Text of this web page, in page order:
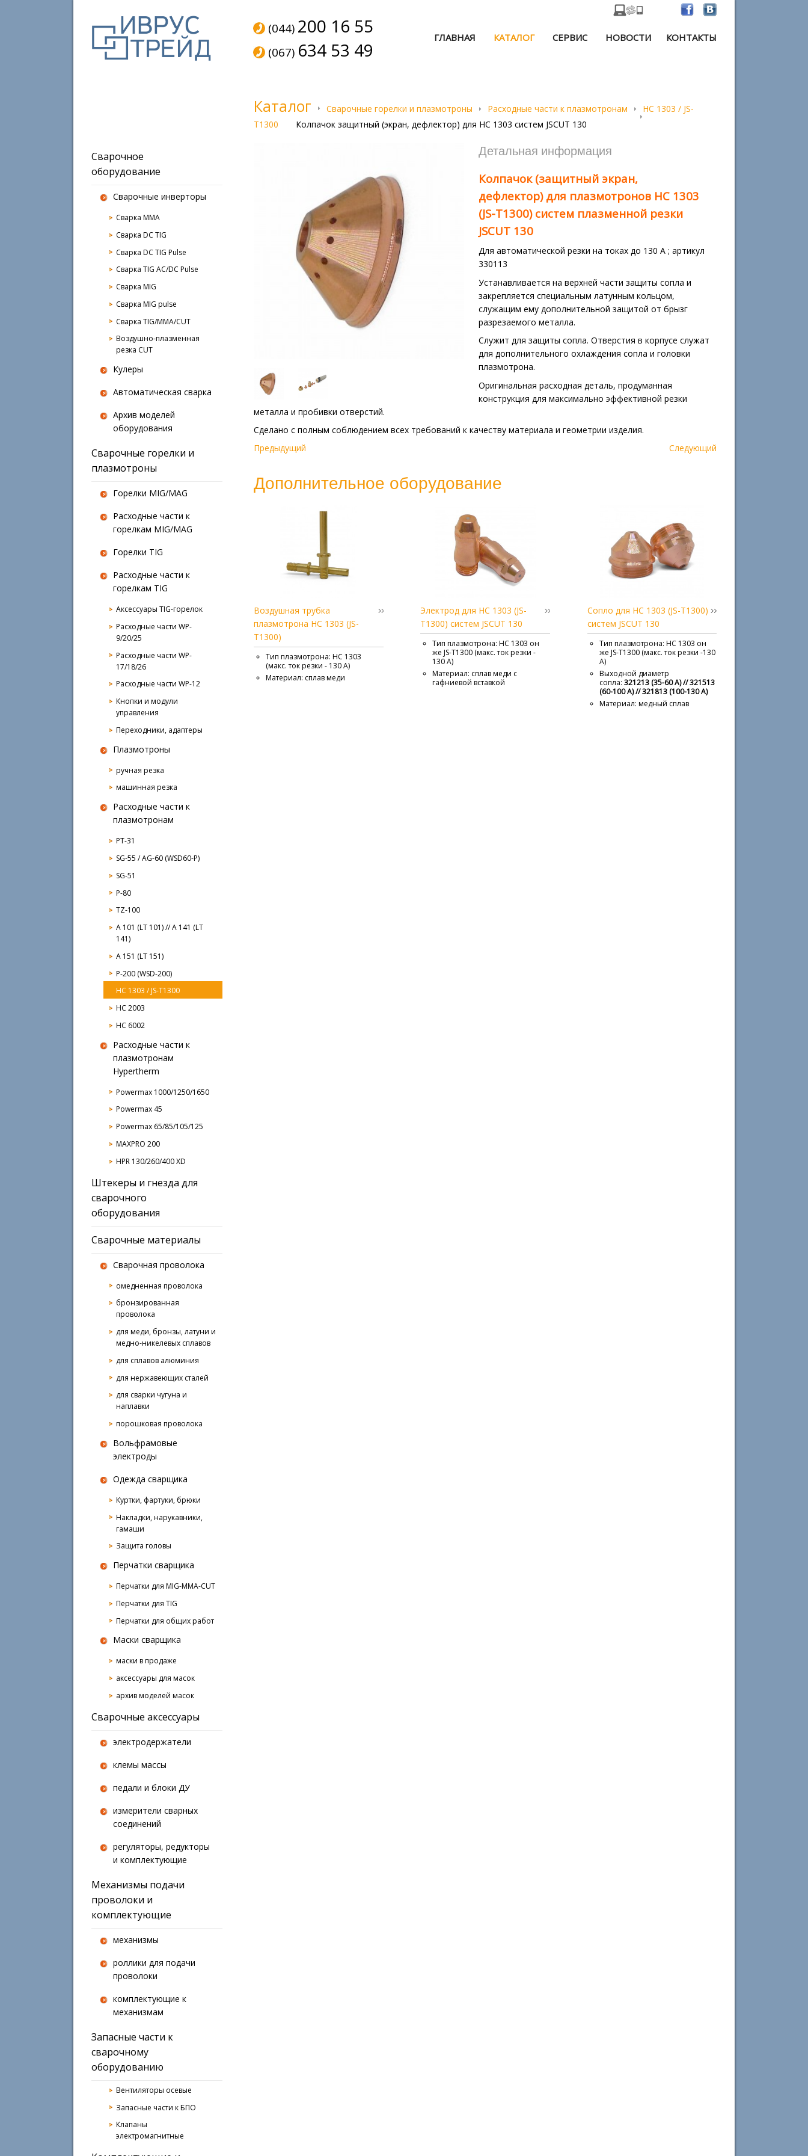
(044) 200 16 55
(067) 634 53 49
ГЛАВНАЯ КАТАЛОГ СЕРВИС НОВОСТИ КОНТАКТЫ
Каталог Сварочные горелки и плазмотроны Расходные части к плазмотронам
HC 1303 / JS-
T1300
Колпачок защитный (экран, дефлектор) для HC 1303 систем JSCUT 130
Сварочное
оборудование
Сварочные инверторы
Сварка MMA
Сварка DC TIG
Сварка DC TIG Pulse
Сварка TIG AC/DC Pulse
Сварка MIG
Сварка MIG pulse
Сварка TIG/MMA/CUT
Воздушно-плазменная
резка CUT
Кулеры
Автоматическая сварка
Архив моделей
оборудования
Сварочные горелки и
плазмотроны
Горелки MIG/MAG
Расходные части к
горелкам MIG/MAG
Горелки TIG
Расходные части к
горелкам TIG
Аксессуары TIG-горелок
Расходные части WP-
9/20/25
Расходные части WP-
17/18/26
Расходные части WP-12
Кнопки и модули
управления
Переходники, адаптеры
Плазмотроны
ручная резка
машинная резка
Расходные части к
плазмотронам
PT-31
SG-55 / AG-60 (WSD60-P)
SG-51
P-80
TZ-100
A 101 (LT 101) // A 141 (LT
141)
A 151 (LT 151)
P-200 (WSD-200)
HC 1303 / JS-T1300
HC 2003
HC 6002
Расходные части к
плазмотронам
Hypertherm
Powermax 1000/1250/1650
Powermax 45
Powermax 65/85/105/125
MAXPRO 200
HPR 130/260/400 XD
Штекеры и гнезда для
сварочного
оборудования
Сварочные материалы
Сварочная проволока
омедненная проволока
бронзированная
проволока
для меди, бронзы, латуни и
медно-никелевых сплавов
для сплавов алюминия
для нержавеющих сталей
для сварки чугуна и
наплавки
порошковая проволока
Вольфрамовые
электроды
Одежда сварщика
Куртки, фартуки, брюки
Накладки, нарукавники,
гамаши
Защита головы
Перчатки сварщика
Перчатки для MIG-MMA-CUT
Перчатки для TIG
Перчатки для общих работ
Маски сварщика
маски в продаже
аксессуары для масок
архив моделей масок
Сварочные аксессуары
электродержатели
клемы массы
педали и блоки ДУ
измерители сварных
соединений
регуляторы, редукторы
и комплектующие
Механизмы подачи
проволоки и
комплектующие
механизмы
роллики для подачи
проволоки
комплектующие к
механизмам
Запасные части к
сварочному
оборудованию
Вентиляторы осевые
Запасные части к БПО
Клапаны
электромагнитные
Детальная информация
Колпачок (защитный экран,
дефлектор) для плазмотронов HC 1303
(JS-T1300) систем плазменной резки
JSCUT 130
Для автоматической резки на токах до 130 А ; артикул
330113
Устанавливается на верхней части защиты сопла и
закрепляется специальным латунным кольцом,
служащим ему дополнительной защитой от брызг
разрезаемого металла.
Служит для защиты сопла. Отверстия в корпусе служат
для дополнительного охлаждения сопла и головки
плазмотрона.
Оригинальная расходная деталь, продуманная
конструкция для максимально эффективной резки
металла и пробивки отверстий.
Сделано с полным соблюдением всех требований к качеству материала и геометрии изделия.
Предыдущий
Следующий
Дополнительное оборудование
Воздушная трубка
плазмотрона HC 1303 (JS-
T1300)
Тип плазмотрона: HC 1303
(макс. ток резки - 130 А)
Материал: сплав меди
Электрод для HC 1303 (JS-
T1300) систем JSCUT 130
Тип плазмотрона: HC 1303 он
же JS-T1300 (макс. ток резки -
130 А)
Материал: сплав меди с
гафниевой вставкой
Сопло для HC 1303 (JS-T1300)
систем JSCUT 130
Тип плазмотрона: HC 1303 он
же JS-T1300 (макс. ток резки -130
А)
Выходной диаметр
сопла: 321213 (35-60 A) // 321513
(60-100 А) // 321813 (100-130 А)
Материал: медный сплав